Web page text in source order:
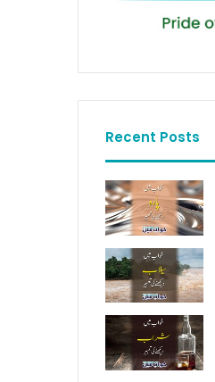
Recent Posts